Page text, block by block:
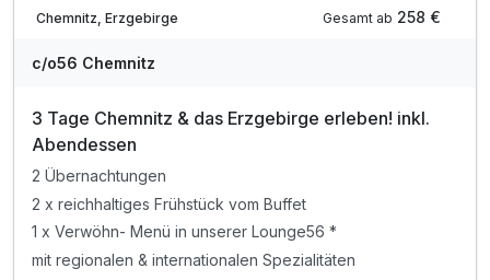
Chemnitz, Erzgebirge
Gesamt ab 258 €
c/o56 Chemnitz
3 Tage Chemnitz & das Erzgebirge erleben! inkl.
Abendessen
2 Übernachtungen
2 x reichhaltiges Frühstück vom Buffet
1 x Verwöhn- Menü in unserer Lounge56 *
mit regionalen & internationalen Spezialitäten